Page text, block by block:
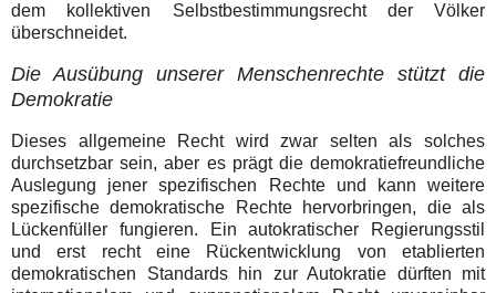
dem kollektiven Selbstbestimmungsrecht der Völker
überschneidet.
Die Ausübung unserer Menschenrechte stützt die
Demokratie
Dieses allgemeine Recht wird zwar selten als solches
durchsetzbar sein, aber es prägt die demokratiefreundliche
Auslegung jener spezifischen Rechte und kann weitere
spezifische demokratische Rechte hervorbringen, die als
Lückenfüller fungieren. Ein autokratischer Regierungsstil
und erst recht eine Rückentwicklung von etablierten
demokratischen Standards hin zur Autokratie dürften mit